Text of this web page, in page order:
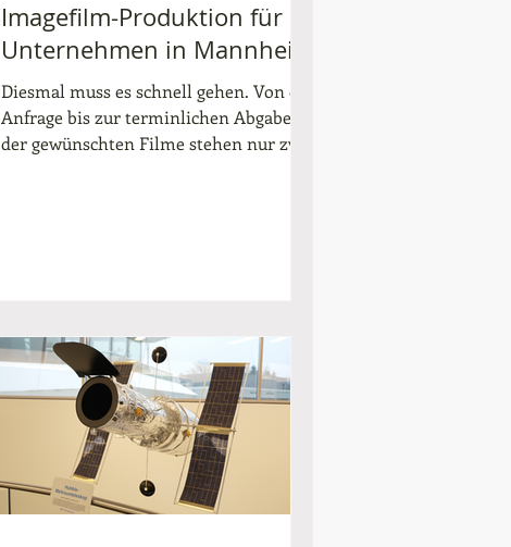
Imagefilm-Produktion für
Unternehmen in Mannheim
Diesmal muss es schnell gehen. Von der
Anfrage bis zur terminlichen Abgabe
der gewünschten Filme stehen nur zwei